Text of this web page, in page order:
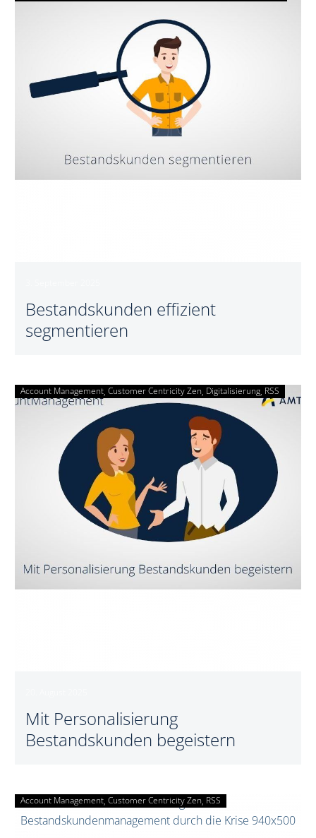
segmentieren
Bestandskunden effizient
segmentieren
Mit
Personalisierung
Bestandskunden
begeistern
Account Management Customer Centricity Zen Digitalisierung RSS
Mit Personalisierung
Bestandskunden begeistern
Mit
Bestandskundenmanagement
Account Management Customer Centricity Zen RSS